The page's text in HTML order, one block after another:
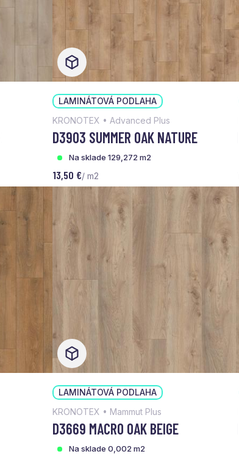
LAMINÁTOVÁ PODLAHA
KRONOTEX • Advanced Plus
D3903 SUMMER OAK NATURE
Na sklade 129,272 m2
13,50 €/ m2
LAMINÁTOVÁ PODLAHA
KRONOTEX • Mammut Plus
D3669 MACRO OAK BEIGE
Na sklade 0,002 m2